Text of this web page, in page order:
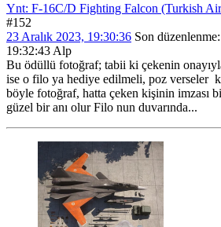
Ynt: F-16C/D Fighting Falcon (Turkish
#152
23 Aralık 2023, 19:30:36 Son düzenlenme
19:32:43 Alp
Bu ödüllü fotoğraf; tabii ki çekenin
ise o filo ya hediye edilmeli, poz verseler
böyle fotoğraf, hatta çeken kişinin imzası
güzel bir anı olur Filo nun duvarında...